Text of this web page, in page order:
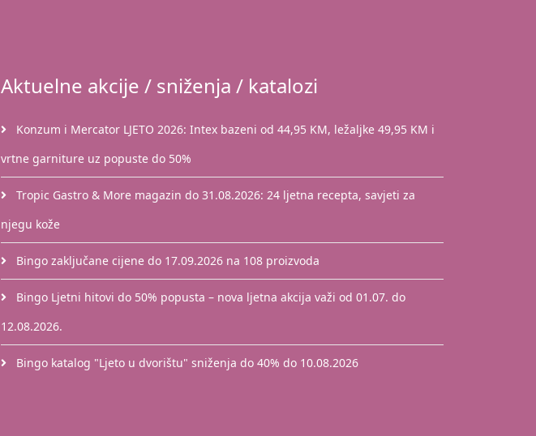
Aktuelne akcije / sniženja / katalozi
Konzum i Mercator LJETO 2026: Intex bazeni od 44,95 KM, ležaljke 49,95 KM i
vrtne garniture uz popuste do 50%
Tropic Gastro & More magazin do 31.08.2026: 24 ljetna recepta, savjeti za
njegu kože
Bingo zaključane cijene do 17.09.2026 na 108 proizvoda
Bingo Ljetni hitovi do 50% popusta – nova ljetna akcija važi od 01.07. do
12.08.2026.
Bingo katalog "Ljeto u dvorištu" sniženja do 40% do 10.08.2026